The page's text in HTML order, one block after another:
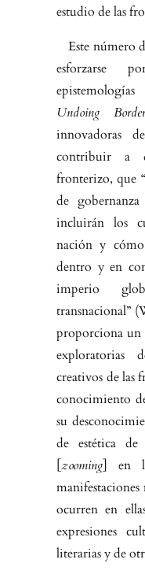
estudio de las
Este número
esforzarse
Undoing
innovadoras
contribuir a
fronterizo, que
de
incluirán los
nación y
dentro y en
imperio
transnacional”
propor­ciona un
exploratorias
creativos de las
conocimiento
su
de estética de
[zooming] en
manifesta­ciones
ocurren en
expresiones
literarias y de